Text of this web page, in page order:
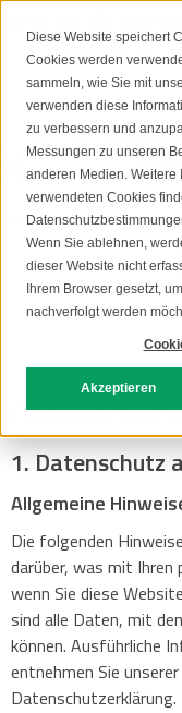
Diese Website speichert
Cookies werden
sammeln, wie Sie mit
verwenden diese
zu verbessern und
Messungen zu unseren
anderen Medien. Weitere
verwendeten Cookies
Wenn Sie ablehnen,
dieser Website nicht
Ihrem Browser gesetzt,
nachverfolgt werden
Akzeptieren
Toyota
Elektro-
Gas/Diesel-
Elektro-
Elektro-
Stringo
Stringo S2
Stringo S3
Stringo S5
Stringo
Stringo+
Kalmar
Essential
Weitere Produkte
Goupil
Neu- &
Mietstapler
Service
UVV Prüfung (FEM
Wartung & Service
Werkstatt
Home
Datenschutz
1. Datenschutz
Allgemeine
Die folgenden
darüber, was mit
wenn Sie diese
sind alle Daten, mit
können. Ausführliche
entnehmen Sie
Datenschutzerklärung.